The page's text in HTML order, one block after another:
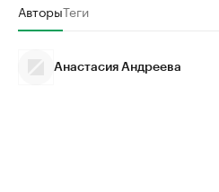
АвторыТеги
Анастасия Андреева